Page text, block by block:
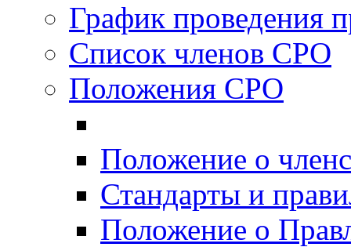
График проведения
Список членов СРО
Положения СРО
Положение о
Стандарты и
Положение о